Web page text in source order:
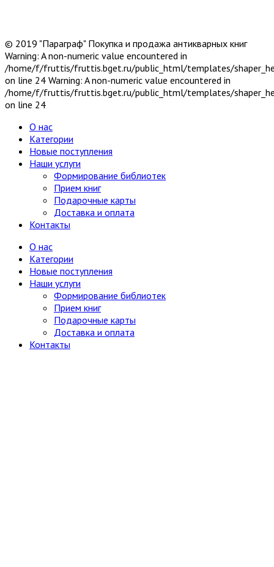
© 2019 "Параграф" Покупка и продажа антикварных книг
Warning: A non-numeric value encountered in
/home/f/fruttis/fruttis.bget.ru/public_html/templates/
on line 24 Warning: A non-numeric value encountered in
/home/f/fruttis/fruttis.bget.ru/public_html/templates/
on line 24
О нас
Категории
Новые поступления
Наши услуги
Формирование библиотек
Прием книг
Подарочные карты
Доставка и оплата
Контакты
О нас
Категории
Новые поступления
Наши услуги
Формирование библиотек
Прием книг
Подарочные карты
Доставка и оплата
Контакты